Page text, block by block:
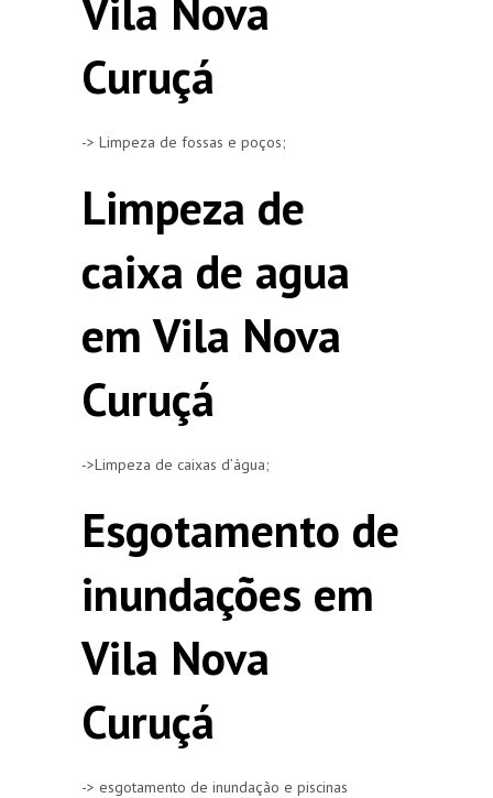
Vila Nova
Curuçá
-> Limpeza de fossas e poços;
Limpeza de
caixa de agua
em Vila Nova
Curuçá
->Limpeza de caixas d’água;
Esgotamento de
inundações em
Vila Nova
Curuçá
-> esgotamento de inundação e piscinas